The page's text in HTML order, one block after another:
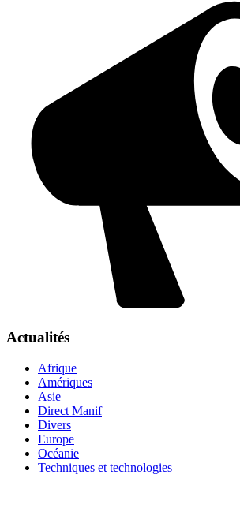
Actualités
Afrique
Amériques
Asie
Direct Manif
Divers
Europe
Océanie
Techniques et technologies